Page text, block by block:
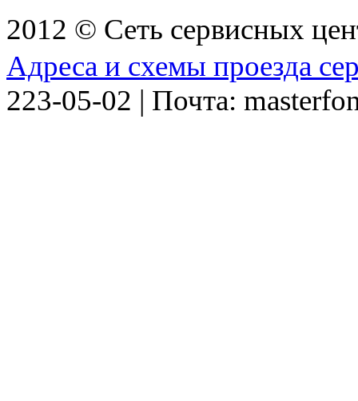
2012 © Сеть сервисных
Адреса и схемы проезда
223-05-02 | Почта: